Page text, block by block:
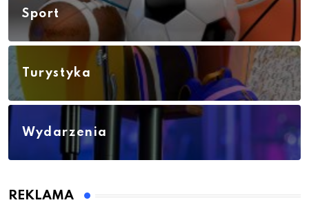
Sport
Turystyka
Wydarzenia
REKLAMA